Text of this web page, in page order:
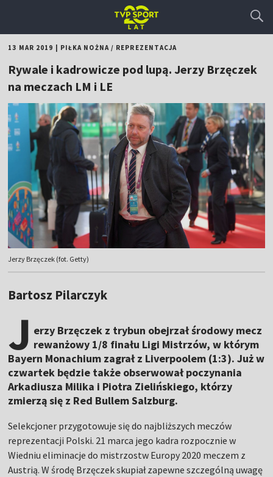
13 MAR 2019 PIŁKA NOŻNA/ REPREZENTACJA
Rywale i kadrowicze pod lupą. Jerzy Brzęczek
na meczach LM i LE
Jerzy Brzęczek (fot. Getty)
Bartosz Pilarczyk
J erzy Brzęczek z trybun obejrzał środowy mecz
rewanżowy 1/8 finału Ligi Mistrzów, w którym
Bayern Monachium zagrał z Liverpoolem (1:3). Już w
czwartek będzie także obserwował poczynania
Arkadiusza Milika i Piotra Zielińskiego, którzy
zmierzą się z Red Bullem Salzburg.
Selekcjoner przygotowuje się do najbliższych meczów
reprezentacji Polski. 21 marca jego kadra rozpocznie w
Wiedniu eliminacje do mistrzostw Europy 2020 meczem z
Austrią. W środę Brzęczek skupiał zapewne szczególną uwagę